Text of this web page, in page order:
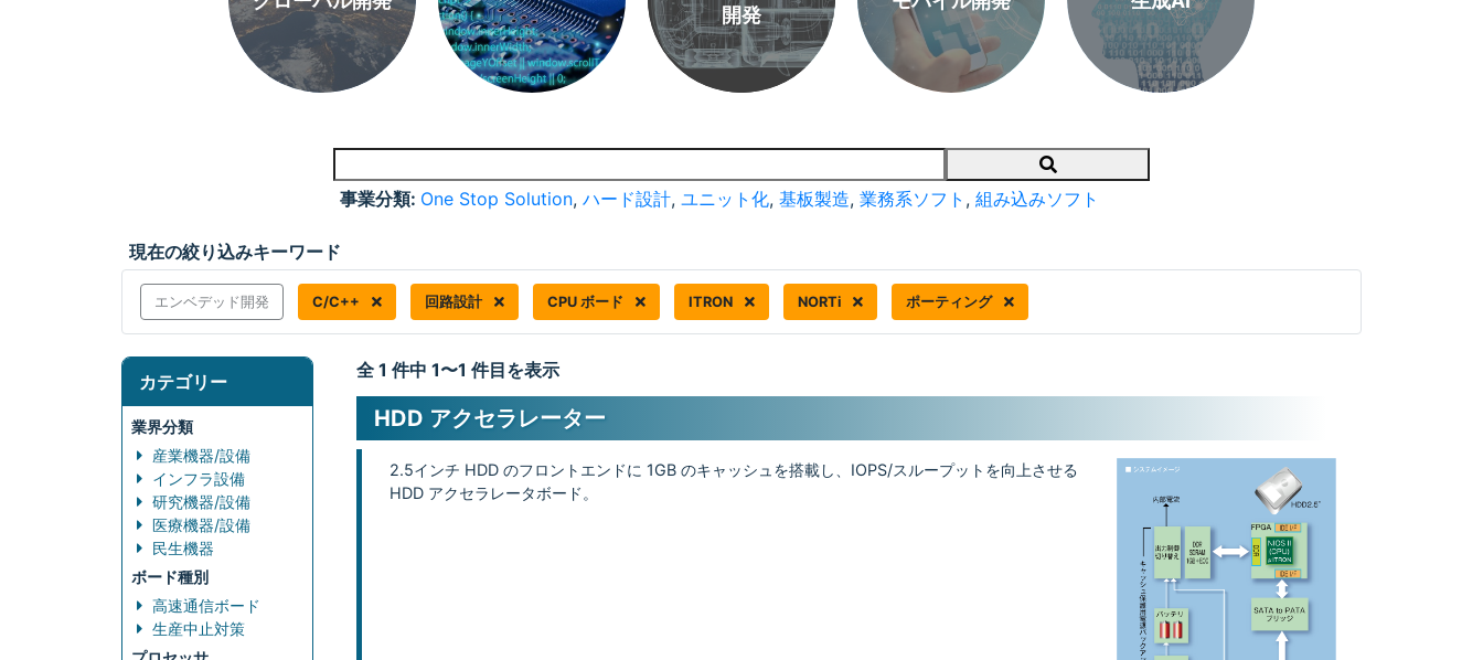
開発
Search
事業分類: One Stop Solution, ハード設計, ユニット化, 基板製造, 業務系ソフト , 組み込みソフト
現在の絞り込みキーワード
エンベデッド開発 C/C++ 回路設計 CPU ボード ITRON NORTi ポーティング
カテゴリー
業界分類
産業機器/設備
インフラ設備
研究機器/設備
医療機器/設備
民生機器
ボード種別
高速通信ボード
生産中止対策
全 1 件中 1〜1 件目を表示
HDD アクセラレーター
2.5インチ HDD のフロントエンドに 1GB のキャッシュを搭載し、IOPS/スループットを向上させる
HDD アクセラレータボード。